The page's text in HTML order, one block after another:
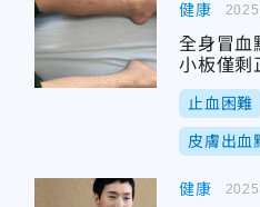
健康
全身冒血
小板僅剩
止血困難
皮膚出血
健康